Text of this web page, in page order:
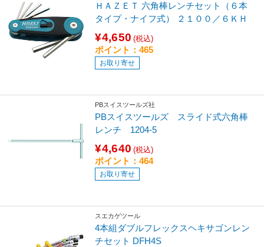
ＨＡＺＥＴ 六角棒レンチセット（６本
タイプ・ナイフ式） ２１００／６ＫＨ
¥4,650 (税込)
ポイント：465
お取り寄せ
PBスイスツールズ社
PBスイスツールズ スライド式六角棒
レンチ 1204-5
¥4,640 (税込)
ポイント：464
お取り寄せ
スエカゲツール
4本組ダブルフレックスヘキサゴンレン
チセット DFH4S